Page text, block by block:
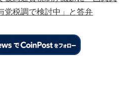
党税調で検討中」と答弁